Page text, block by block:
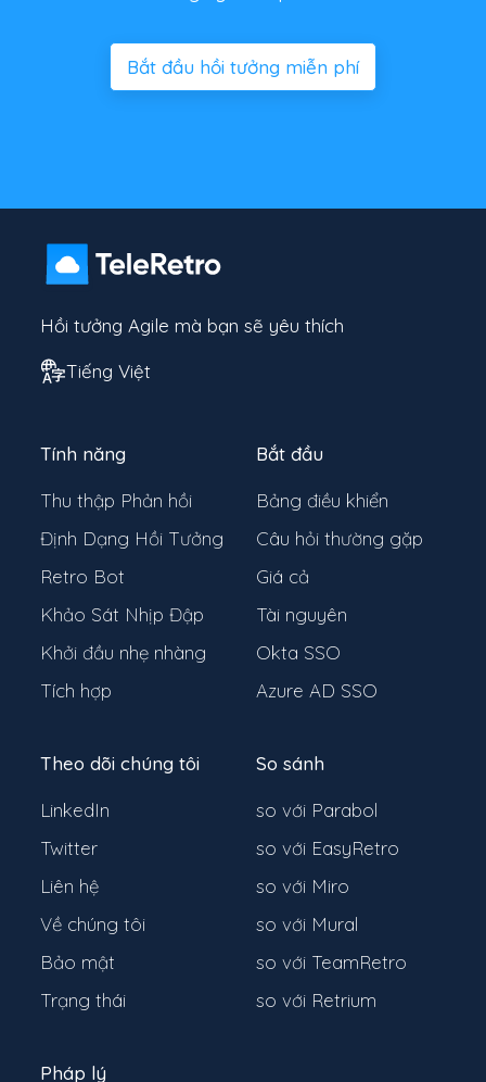
Bắt đầu hồi tưởng miễn phí
Hồi tưởng Agile mà bạn sẽ yêu thích
Tiếng Việt
Tính năng
Thu thập Phản hồi
Định Dạng Hồi Tưởng
Retro Bot
Khảo Sát Nhịp Đập
Khởi đầu nhẹ nhàng
Tích hợp
Bắt đầu
Bảng điều khiển
Câu hỏi thường gặp
Giá cả
Tài nguyên
Okta SSO
Azure AD SSO
Theo dõi chúng tôi
LinkedIn
Twitter
Liên hệ
Về chúng tôi
Bảo mật
Trạng thái
So sánh
so với Parabol
so với EasyRetro
so với Miro
so với Mural
so với TeamRetro
so với Retrium
Pháp lý